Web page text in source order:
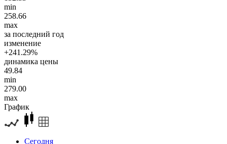
min
258.66
max
за последний год
изменение
+241.29%
динамика цены
49.84
min
279.00
max
График
Сегодня